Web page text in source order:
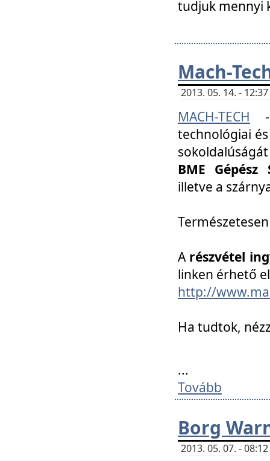
tudjuk mennyi
Mach-
2013. 05. 14. -
MACH-TECH
technológiai
BME
illetve a
A részvétel
linken érhető
http://
Ha tudtok,
...
Tovább
Borg
2013. 05. 07. -